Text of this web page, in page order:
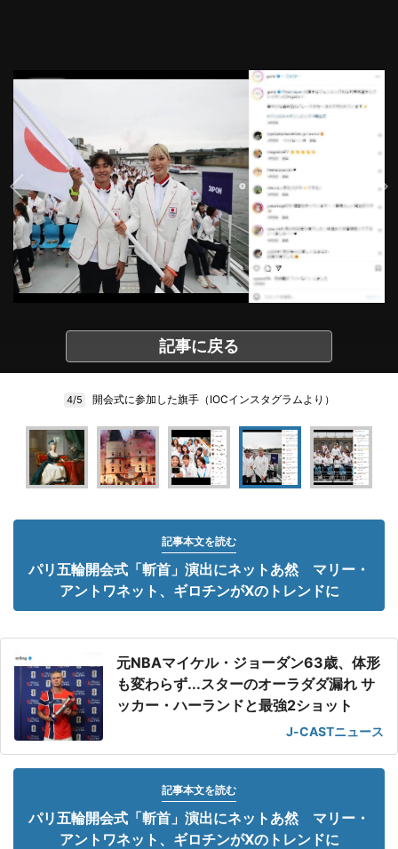
記事に戻る
4/5 開会式に参加した旗手（IOCインスタグラムより）
記事本文を読む
パリ五輪開会式「斬首」演出にネットあ然 マリー・
アントワネット、ギロチンがXのトレンドに
元NBAマイケル・ジョーダン63歳、体形
も変わらず...スターのオーラダダ漏れ サ
ッカー・ハーランドと最強2ショット
J-CASTニュース
記事本文を読む
パリ五輪開会式「斬首」演出にネットあ然 マリー・
アントワネット、ギロチンがXのトレンドに